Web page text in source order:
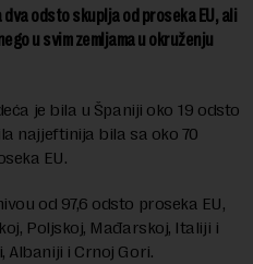
odsto skuplja od proseka EU, ali
u svim zemljama u okruženju
je bila u Španiji oko 19 odsto
najjeftinija bila sa oko 70
EU.
od 97,6 odsto proseka EU,
Poljskoj, Mađarskoj, Italiji i
Albaniji i Crnoj Gori.